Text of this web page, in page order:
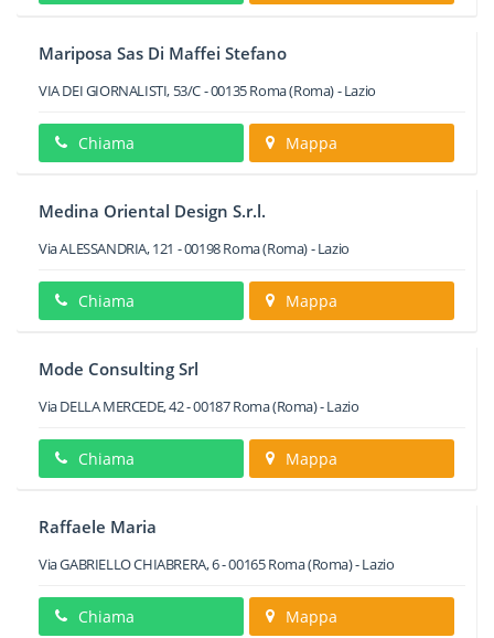
Mariposa Sas Di Maffei Stefano
VIA DEI GIORNALISTI, 53/C-00135Roma(Roma) -Lazio
Chiama Mappa
Medina Oriental Design S.r.l.
Via ALESSANDRIA, 121 -00198Roma(Roma) -Lazio
Chiama Mappa
Mode Consulting Srl
Via DELLA MERCEDE, 42-00187Roma(Roma) -Lazio
Chiama Mappa
Raffaele Maria
Via GABRIELLO CHIABRERA, 6-00165Roma(Roma) -Lazio
Chiama Mappa